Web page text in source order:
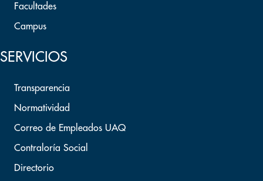
Facultades
Campus
SERVICIOS
Transparencia
Normatividad
Correo de Empleados UAQ
Contraloría Social
Directorio